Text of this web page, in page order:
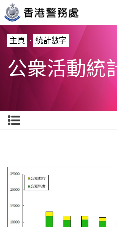
主頁 · 統計數字
公衆活動統